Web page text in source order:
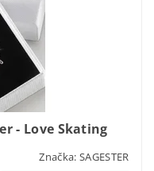
- Love Skating
Značka: SAGESTER